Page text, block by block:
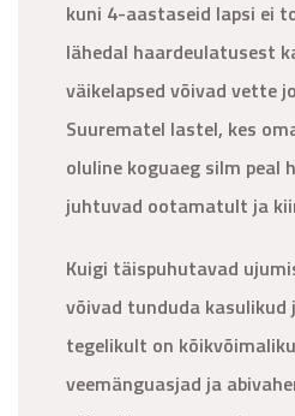
kuni 4-aastaseid lapsi ei
lähedal haardeulatusest
väikelapsed võivad vette
Suurematel lastel, kes
oluline koguaeg silm peal
juhtuvad ootamatult ja
Kuigi täispuhutavad
võivad tunduda kasulikud
tegelikult on
veemänguasjad ja